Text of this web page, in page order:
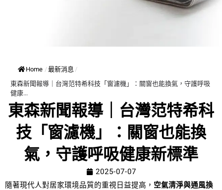
Home /最新消息 /
東森新聞報導｜台灣范特希科技「窗濾機」：關窗也能換氣，守護呼吸
健康...
東森新聞報導｜台灣范特希科
技「窗濾機」：關窗也能換
氣，守護呼吸健康新標準
2025-07-07
隨著現代人對居家環境品質的重視日益提高， 空氣清淨與通風換